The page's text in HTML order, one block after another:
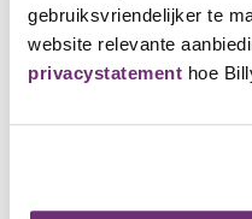
gebruiksvriendelijker te
website relevante
privacystatement hoe
Wählen Sie eine
Nederlands
English
Ein Partner werden